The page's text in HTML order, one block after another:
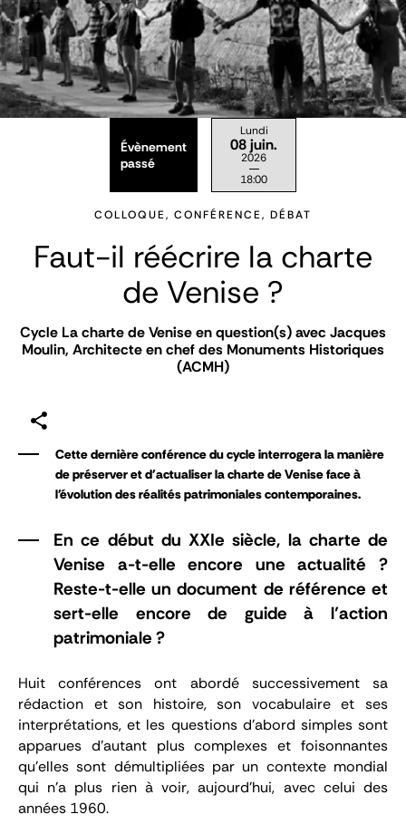
Évènement
passé
Lundi
08 juin.
2026
18:00
Faut-il réécrire la charte
de Venise ?
Cycle La charte de Venise en question(s) avec Jacques
Moulin, Architecte en chef des Monuments Historiques
(ACMH)
COLLOQUE, CONFÉRENCE, DÉBAT
Cette dernière conférence du cycle interrogera la manière
de préserver et d'actualiser la charte de Venise face à
l'évolution des réalités patrimoniales contemporaines.
En ce début du XXIe siècle, la charte de
Venise a-t-elle encore une actualité ?
Reste-t-elle un document de référence et
sert-elle encore de guide à l’action
patrimoniale ?
Huit conférences ont abordé successivement sa
rédaction et son histoire, son vocabulaire et ses
interprétations, et les questions d’abord simples sont
apparues d’autant plus complexes et foisonnantes
qu’elles sont démultipliées par un contexte mondial
qui n’a plus rien à voir, aujourd’hui, avec celui des
années 1960.